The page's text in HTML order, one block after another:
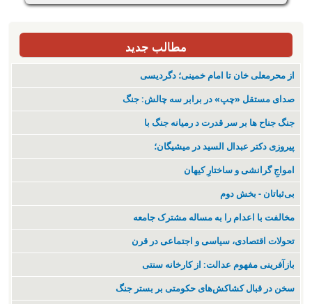
مطالب جدید
از محرمعلی خان تا امام خمینی؛ دگردیسی
صدای مستقل «چپ» در برابر سه چالش: جنگ
جنگ جناح ها بر سر قدرت د رمیانە جنگ با
پیروزی دکتر عبدال السید در میشیگان؛
‌امواجِ گرانشی و ساختارِ کیهان
بی‌ثباتان - بخش دوم
مخالفت با اعدام را به مساله مشترک جامعه
تحولات اقتصادی، سیاسی و اجتماعی در قرن
بازآفرینی مفهوم عدالت: از کارخانه سنتی
سخن در قبال کشاکش‌های حکومتی بر بستر جنگ